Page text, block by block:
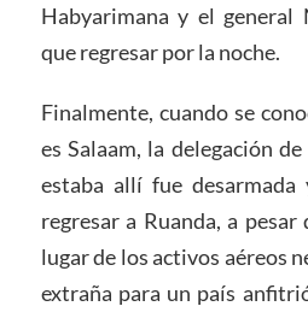
Habyarimana y el general
que regresar por la noche.
Finalmente, cuando se
es Salaam, la delegación
estaba allí fue
regresar a Ruanda, a pesar
lugar de los activos aéreos
extraña para un país